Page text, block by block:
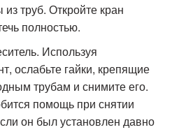
труб. Откройте кран
полностью.
Используя
ослабьте гайки, крепящие
трубам и снимите его.
помощь при снятии
он был установлен давно